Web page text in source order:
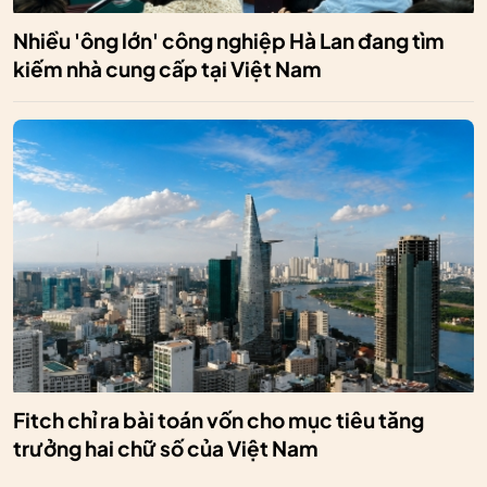
Nhiều 'ông lớn' công nghiệp Hà Lan đang tìm
kiếm nhà cung cấp tại Việt Nam
Fitch chỉ ra bài toán vốn cho mục tiêu tăng
trưởng hai chữ số của Việt Nam